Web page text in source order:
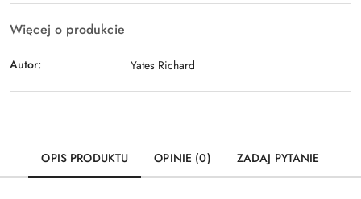
Więcej o produkcie
Autor: Yates Richard
OPIS PRODUKTU OPINIE (0) ZADAJ PYTANIE